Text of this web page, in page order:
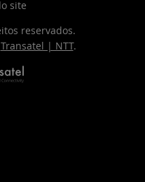
site
reservados.
Transatel | NTT.